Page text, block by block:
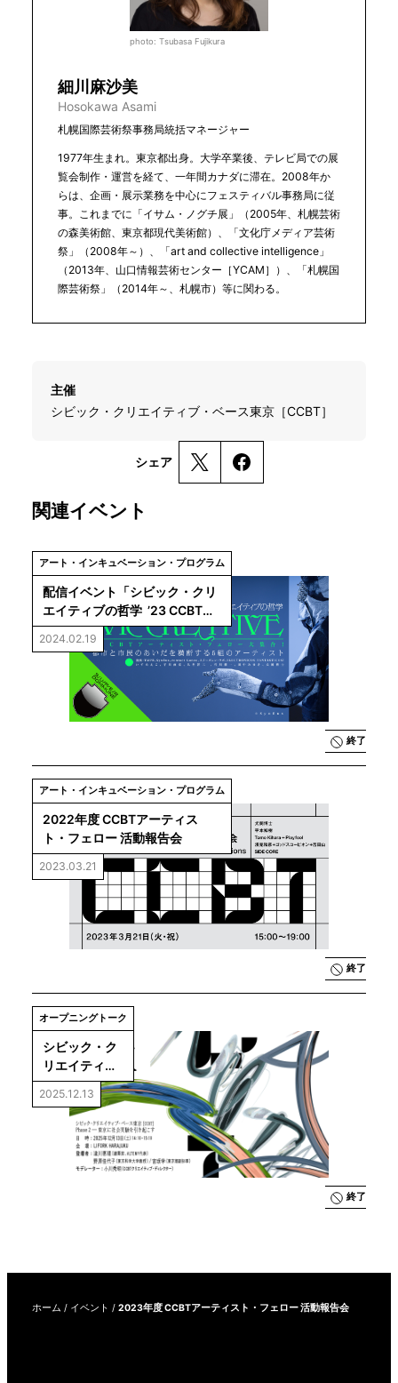
photo: Tsubasa Fujikura
細川麻沙美
Hosokawa Asami
札幌国際芸術祭事務局統括マネージャー
1977年生まれ。東京都出身。大学卒業後、テレビ局での展
覧会制作・運営を経て、一年間カナダに滞在。2008年か
らは、企画・展示業務を中心にフェスティバル事務局に従
事。これまでに「イサム・ノグチ展」（2005年、札幌芸術
の森美術館、東京都現代美術館）、「文化庁メディア芸術
祭」（2008年～）、「art and collective intelligence」
（2013年、山口情報芸術センター［YCAM］）、「札幌国
際芸術祭」（2014年～、札幌市）等に関わる。
主催
シビック・クリエイティブ・ベース東京［CCBT］
シェア
関連イベント
アート・インキュベーション・プログラム
配信イベント「シビック・クリ
エイティブの哲学  ’23 CCBT
アーティスト・フェロー大集
合！〜都市と市民のあいだを横
断する5組のアーティスト」
2024.02.19
終了
アート・インキュベーション・プログラム
2022年度 CCBTアーティス
ト・フェロー 活動報告会
2023.03.21
終了
オープニングトーク
シビック・ク
リエイティ
ブ・ベース東
京［CCBT］
Phase 2―東
京に社会実験
を引き起こす
2025.12.13
終了
ホーム / イベント / 2023年度 CCBTアーティスト・フェロー 活動報告会